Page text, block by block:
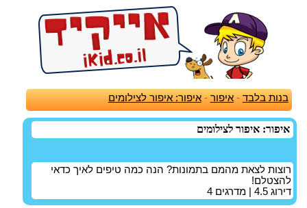
בנות בלבד -איפור -איפור: איפור לצילומים
איפור: איפור לצילומים
רוצות לצאת מהמם בתמונות? הנה כמה טיפים לאיך כדאי
להצטלם!
דירוג 4.5 | מדרגים 4